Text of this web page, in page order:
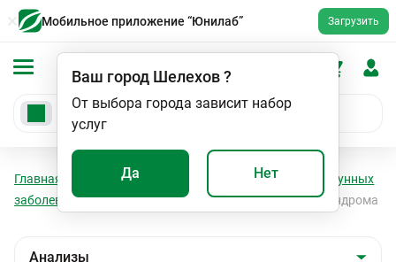
Мобильное приложение “Юнилаб” Загрузить
Ваш город Шелехов?
От выбора города зависит набор
услуг
Да Нет
Главная Анализы
Маркеры аутоиммунных
заболеваний
Диагностика антифосфолипидного синдрома